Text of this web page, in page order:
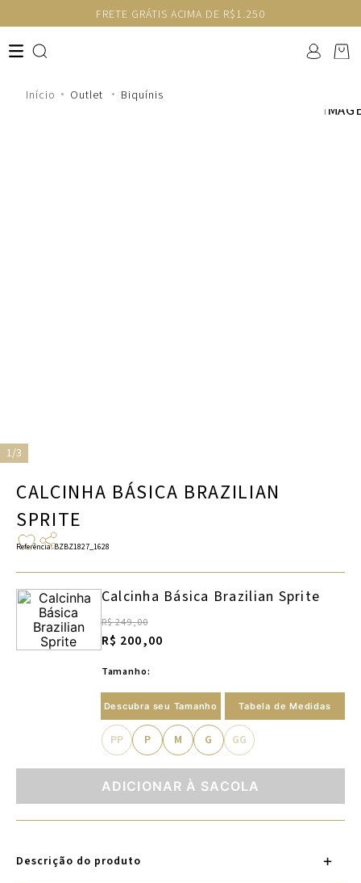
FRETE GRÁTIS ACIMA DE R$1.250
Outlet Biquínis
1/3
CALCINHA BÁSICA BRAZILIAN
SPRITE
Referência:BZBZ1827_1628
Calcinha Básica Brazilian Sprite
R$ 249,00
R$ 200,00
Tamanho:
Descubra seu Tamanho Tabela de Medidas
PP P M G GG
ADICIONAR À SACOLA
Descrição do produto